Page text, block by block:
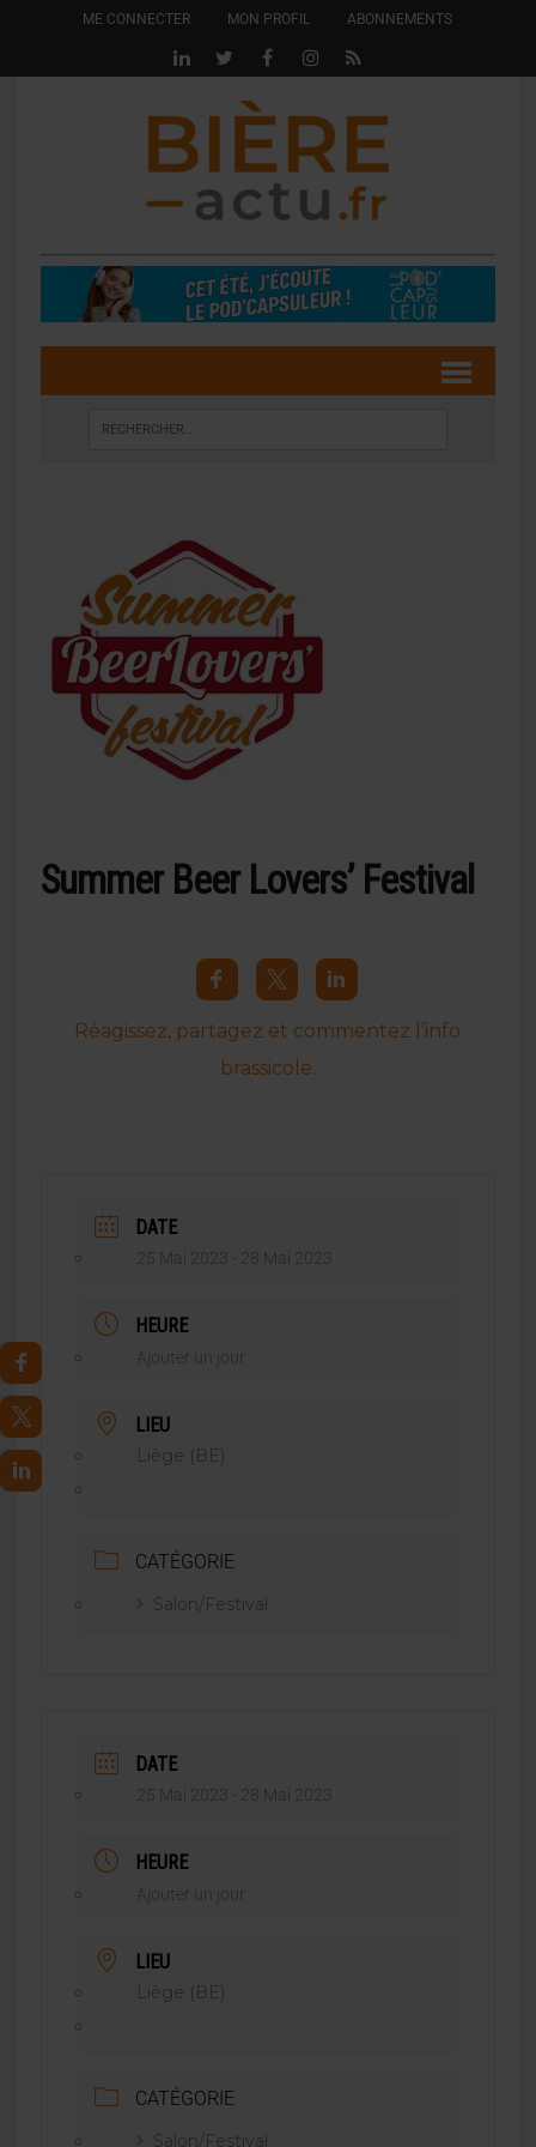
ME CONNECTER MON PROFIL ABONNEMENTS
Summer Beer Lovers’ Festival
Réagissez, partagez et commentez l’info
brassicole.
DATE
25 Mai 2023 - 28 Mai 2023
HEURE
Ajouter un jour
LIEU
Liège (BE)
CATÉGORIE
Salon/Festival
DATE
25 Mai 2023 - 28 Mai 2023
HEURE
Ajouter un jour
LIEU
Liège (BE)
CATÉGORIE
Salon/Festival